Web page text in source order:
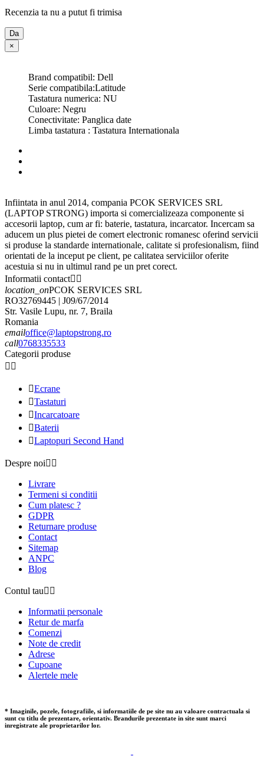
Recenzia ta nu a putut fi trimisa
Da
×
Brand compatibil: Dell
Serie compatibila:Latitude
Tastatura numerica: NU
Culoare: Negru
Conectivitate: Panglica date
Limba tastatura : Tastatura Internationala
Infiintata in anul 2014, compania PCOK SERVICES SRL
(LAPTOP STRONG) importa si comercializeaza componente si
accesorii laptop, cum ar fi: baterie, tastatura, incarcator. Incercam sa
aducem un plus pietei de comert electronic romanesc oferind servicii
si produse la standarde internationale, calitate si profesionalism, fiind
orientati de la inceput pe client, pe calitatea serviciilor oferite
acestuia si nu in ultimul rand pe un pret corect.
Informatii contact 
location_onPCOK SERVICES SRL
RO32769445 | J09/67/2014
Str. Vasile Lupu, nr. 7, Braila
Romania
emailoffice@laptopstrong.ro
call0768335533
Categorii produse
 
Ecrane
Tastaturi
Incarcatoare
Baterii
Laptopuri Second Hand
Despre noi 
Livrare
Termeni si conditii
Cum platesc ?
GDPR
Returnare produse
Contact
Sitemap
ANPC
Blog
Contul tau 
Informatii personale
Retur de marfa
Comenzi
Note de credit
Adrese
Cupoane
Alertele mele
* Imaginile, pozele, fotografiile, si informatiile de pe site nu au valoare contractuala si
sunt cu titlu de prezentare, orientativ. Brandurile prezentate in site sunt marci
inregistrate ale proprietarilor lor.